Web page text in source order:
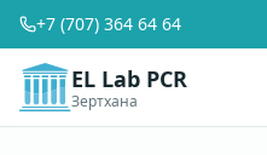
+7 (707) 364 64 64
EL Lab PCR
Зертхана